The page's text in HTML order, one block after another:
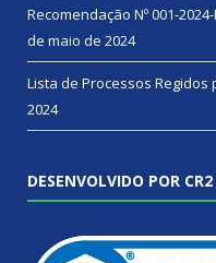
Recomendação Nº 001-
de maio de 2024
Lista de Processos Regidos
2024
DESENVOLVIDO POR CR2